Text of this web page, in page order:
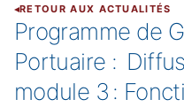
RETOUR AUX ACTUALITÉS
Programme de
Portuaire :
module 3 :